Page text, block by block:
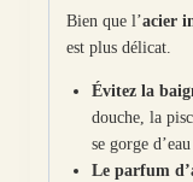
Bien que l’acier
est plus délicat.
Évitez la
douche, la
se gorge
Le parfum